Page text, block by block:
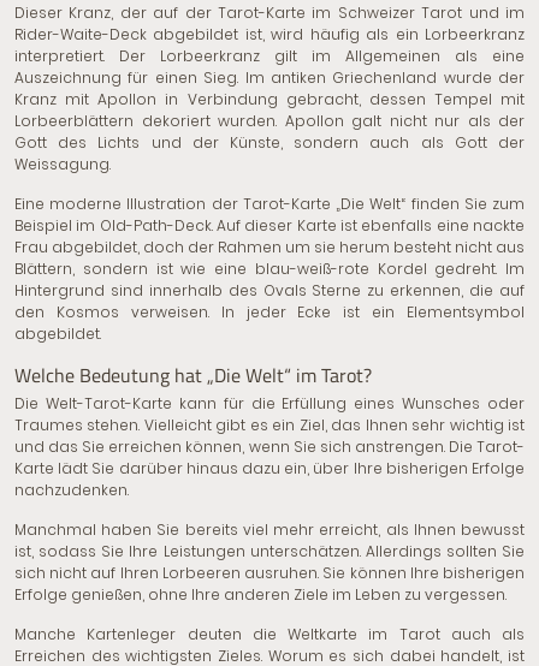
Dieser Kranz, der auf der Tarot-Karte im Schweizer Tarot und im
Rider-Waite-Deck abgebildet ist, wird häufig als ein Lorbeerkranz
interpretiert. Der Lorbeerkranz gilt im Allgemeinen als eine
Auszeichnung für einen Sieg. Im antiken Griechenland wurde der
Kranz mit Apollon in Verbindung gebracht, dessen Tempel mit
Lorbeerblättern dekoriert wurden. Apollon galt nicht nur als der
Gott des Lichts und der Künste, sondern auch als Gott der
Weissagung.
Eine moderne Illustration der Tarot-Karte „Die Welt“ finden Sie zum
Beispiel im Old-Path-Deck. Auf dieser Karte ist ebenfalls eine nackte
Frau abgebildet, doch der Rahmen um sie herum besteht nicht aus
Blättern, sondern ist wie eine blau-weiß-rote Kordel gedreht. Im
Hintergrund sind innerhalb des Ovals Sterne zu erkennen, die auf
den Kosmos verweisen. In jeder Ecke ist ein Elementsymbol
abgebildet.
Welche Bedeutung hat „Die Welt“ im Tarot?
Die Welt-Tarot-Karte kann für die Erfüllung eines Wunsches oder
Traumes stehen. Vielleicht gibt es ein Ziel, das Ihnen sehr wichtig ist
und das Sie erreichen können, wenn Sie sich anstrengen. Die Tarot-
Karte lädt Sie darüber hinaus dazu ein, über Ihre bisherigen Erfolge
nachzudenken.
Manchmal haben Sie bereits viel mehr erreicht, als Ihnen bewusst
ist, sodass Sie Ihre Leistungen unterschätzen. Allerdings sollten Sie
sich nicht auf Ihren Lorbeeren ausruhen. Sie können Ihre bisherigen
Erfolge genießen, ohne Ihre anderen Ziele im Leben zu vergessen.
Manche Kartenleger deuten die Weltkarte im Tarot auch als
Erreichen des wichtigsten Zieles. Worum es sich dabei handelt, ist